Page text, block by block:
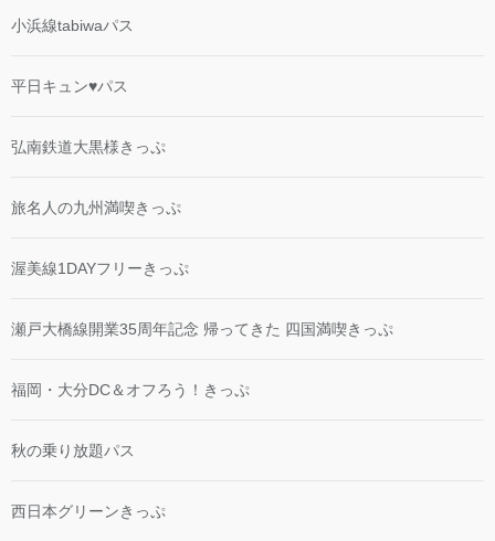
小浜線tabiwaパス
平日キュン♥パス
弘南鉄道大黒様きっぷ
旅名人の九州満喫きっぷ
渥美線1DAYフリーきっぷ
瀬戸大橋線開業35周年記念 帰ってきた 四国満喫きっぷ
福岡・大分DC＆オフろう！きっぷ
秋の乗り放題パス
西日本グリーンきっぷ